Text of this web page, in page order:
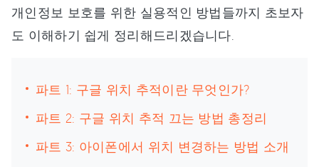
개인정보 보호를 위한 실용적인 방법들까지 초보자
도 이해하기 쉽게 정리해드리겠습니다.
파트 1: 구글 위치 추적이란 무엇인가?
파트 2: 구글 위치 추적 끄는 방법 총정리
파트 3: 아이폰에서 위치 변경하는 방법 소개